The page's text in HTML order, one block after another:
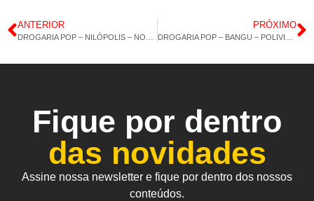
ANTERIOR PRÓXIMO
Fique por dentro
das novidades
Assine nossa newsletter e fique por dentro dos nossos
conteúdos.